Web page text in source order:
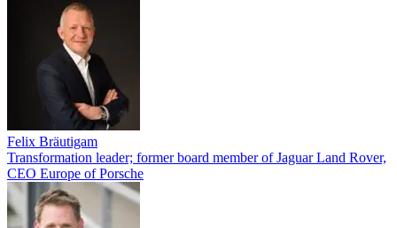
Felix Bräutigam
Transformation leader; former board member of Jaguar Land Rover,
CEO Europe of Porsche